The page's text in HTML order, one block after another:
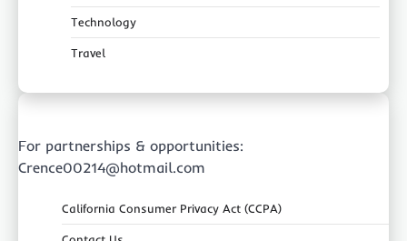
Technology
Travel
For partnerships & opportunities:
Crence00214@hotmail.com
California Consumer Privacy Act (CCPA)